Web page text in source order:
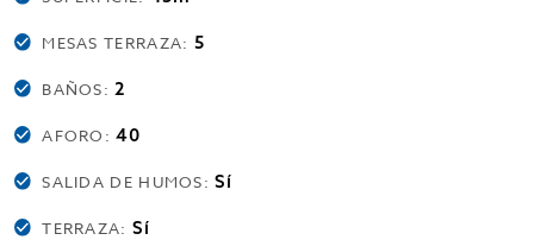
MESAS TERRAZA: 5
BAÑOS:2
AFORO:40
SALIDA DE HUMOS:Sí
TERRAZA: Sí